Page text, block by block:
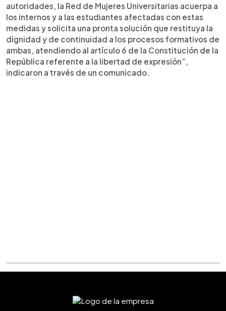
autoridades, la Red de Mujeres Universitarias acuerpa a
los internos y a las estudiantes afectadas con estas
medidas y solicita una pronta solución que restituya la
dignidad y de continuidad a los procesos formativos de
ambas, atendiendo al artículo 6 de la Constitución de la
República referente a la libertad de expresión”,
indicaron a través de un comunicado.